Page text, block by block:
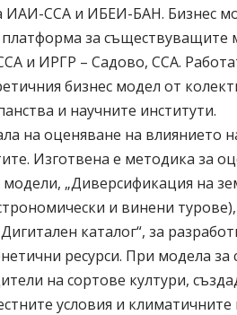
ИАИ-ССА и ИБЕИ-БАН. Бизнес
за съществуващите
и ИРГР – Садово, ССА.
бизнес модел от
и научните институти.
на оценяване на влиянието
Изготвена е методика за
„Диверсификация на
и винени
каталог“, за
ресурси. При модела за
на сортове култури,
условия и